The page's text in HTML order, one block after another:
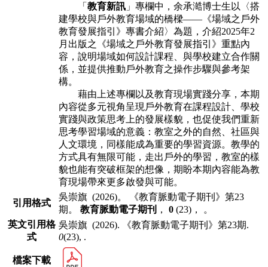
「 教育新訊 」專欄中，余承澔博⼠⽣以〈搭
建學校與⼾外教育場域的橋樑——《場域之⼾外
教育發展指引》專書介紹〉為題，介紹2025年2
⽉出版之《場域之⼾外教育發展指引》重點內
容，說明場域如何設計課程、與學校建立合作關
係，並提供推動⼾外教育之操作步驟與參考架
構。
藉由上述專欄以及教育現場實踐分享，本期
內容從多元視⾓呈現⼾外教育在課程設計、學校
實踐與政策思考上的發展樣貌，也促使我們重新
思考學習場域的意義：教室之外的⾃然、社區與
⼈文環境，同樣能成為重要的學習資源。教學的
⽅式具有無限可能，⾛出⼾外的學習，教室的樣
貌也能有突破框架的想像，期盼本期內容能為教
育現場帶來更多啟發與可能。
引用格式
吳崇旗 (2026)。 《教育脈動電子期刊》第23
期。 教育脈動電子期刊 ， 0 (23)， 。
英文引用格
式
吳崇旗 (2026). 《教育脈動電子期刊》第23期.
0(23), .
檔案下載